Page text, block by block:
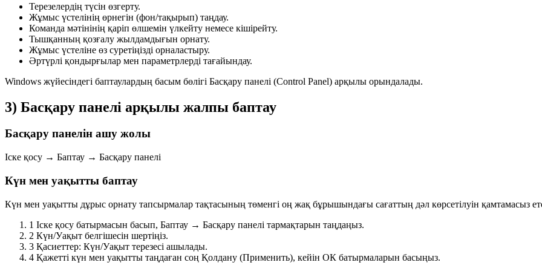
Терезелердің түсін өзгерту.
Жұмыс үстелінің өрнегін (фон/тақырып) таңдау.
Команда мәтінінің қаріп өлшемін үлкейту немесе кішірейту.
Тышқанның қозғалу жылдамдығын орнату.
Жұмыс үстеліне өз суретіңізді орналастыру.
Әртүрлі қондырғылар мен параметрлерді тағайындау.
Windows жүйесіндегі баптаулардың басым бөлігі Басқару панелі (Control Panel) арқылы орындалады.
3) Басқару панелі арқылы жалпы баптау
Басқару панелін ашу жолы
Іске қосу → Баптау → Басқару панелі
Күн мен уақытты баптау
Күн мен уақытты дұрыс орнату тапсырмалар тақтасының төменгі оң жақ бұрышындағы сағаттың дәл көрсетілуін қамтамасыз
1 Іске қосу батырмасын басып, Баптау → Басқару панелі тармақтарын таңдаңыз.
2 Күн/Уақыт белгішесін шертіңіз.
3 Қасиеттер: Күн/Уақыт терезесі ашылады.
4 Қажетті күн мен уақытты таңдаған соң Қолдану (Применить), кейін ОК батырмаларын басыңыз.